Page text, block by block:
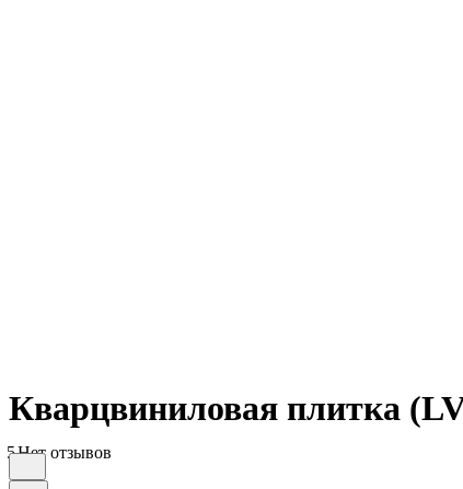
Кварцвиниловая плитка
5Нет отзывов